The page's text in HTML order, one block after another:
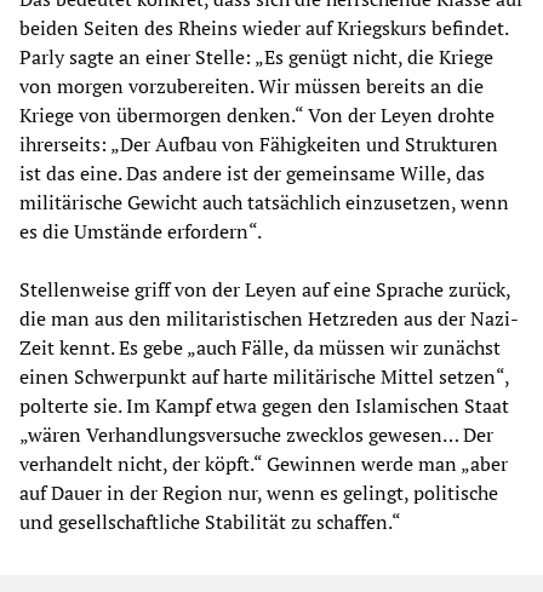
beiden Seiten des Rheins wieder auf Kriegskurs befindet.
Parly sagte an einer Stelle: „Es genügt nicht, die Kriege
von morgen vorzubereiten. Wir müssen bereits an die
Kriege von übermorgen denken.“ Von der Leyen drohte
ihrerseits: „Der Aufbau von Fähigkeiten und Strukturen
ist das eine. Das andere ist der gemeinsame Wille, das
militärische Gewicht auch tatsächlich einzusetzen, wenn
es die Umstände erfordern“.
Stellenweise griff von der Leyen auf eine Sprache zurück,
die man aus den militaristischen Hetzreden aus der Nazi-
Zeit kennt. Es gebe „auch Fälle, da müssen wir zunächst
einen Schwerpunkt auf harte militärische Mittel setzen“,
polterte sie. Im Kampf etwa gegen den Islamischen Staat
„wären Verhandlungsversuche zwecklos gewesen… Der
verhandelt nicht, der köpft.“ Gewinnen werde man „aber
auf Dauer in der Region nur, wenn es gelingt, politische
und gesellschaftliche Stabilität zu schaffen.“